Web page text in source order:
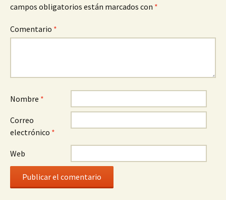
campos obligatorios están marcados con *
Comentario *
Nombre *
Correo
electrónico *
Web